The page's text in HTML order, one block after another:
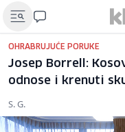
OHRABRUJUĆE PORUKE
Josep Borrell:
odnose i krenuti
S. G.